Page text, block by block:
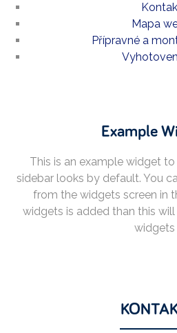
Mapa
Přípravné a
Example
This is an example widget
sidebar looks by default. You
from the widgets screen in
widgets is added than this
widgets